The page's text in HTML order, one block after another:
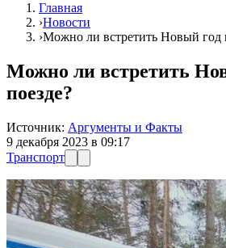
Главная
›Новости
›Можно ли встретить Новый год
Можно ли встретить
поезде?
Источник: Аргументы и Факты
9 декабря 2023 в 09:17
Транспорт